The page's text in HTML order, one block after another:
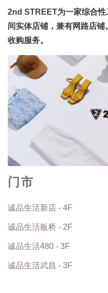
2nd STREET为一家综合
间实体店铺，兼有网路店
收购服务。
门市
诚品生活新店 - 4F
诚品生活板桥 - 2F
诚品生活480 - 3F
诚品生活武昌 - 3F